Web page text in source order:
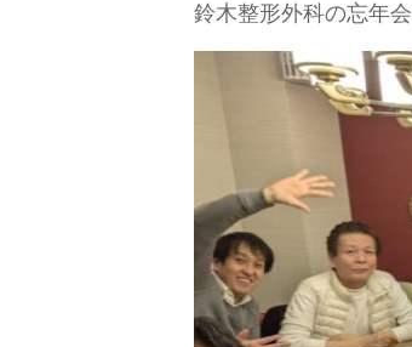
鈴木整形外科の忘年会